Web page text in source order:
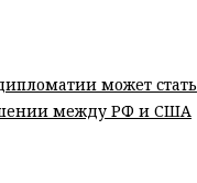
может стать
между РФ и США